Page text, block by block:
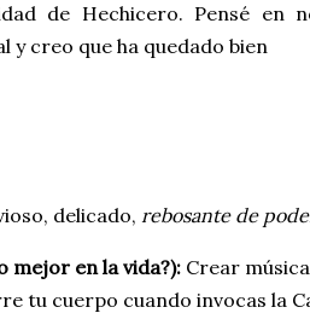
de Hechicero. Pensé
y creo que ha quedado bien
delicado, rebosante de
mejor en la vida?): Crear
tu cuerpo cuando invocas la